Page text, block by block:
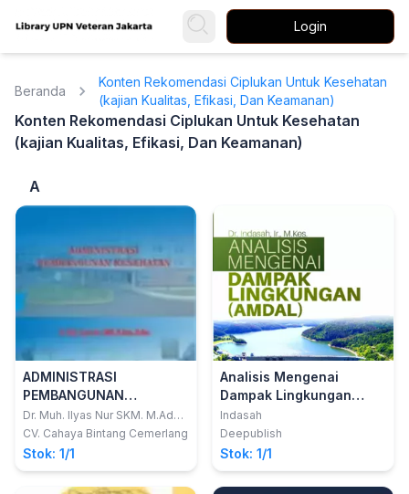
Login
Beranda
Konten Rekomendasi Ciplukan Untuk Kesehatan
(kajian Kualitas, Efikasi, Dan Keamanan)
Konten Rekomendasi Ciplukan Untuk Kesehatan
(kajian Kualitas, Efikasi, Dan Keamanan)
A
ADMINISTRASI
PEMBANGUNAN
KESEHATAN
Dr. Muh. Ilyas Nur SKM. M.Adm.
M.Kes.
CV. Cahaya Bintang Cemerlang
Stok: 1/1
Analisis Mengenai
Dampak Lingkungan
(AMDAL)
Indasah
Deepublish
Stok: 1/1